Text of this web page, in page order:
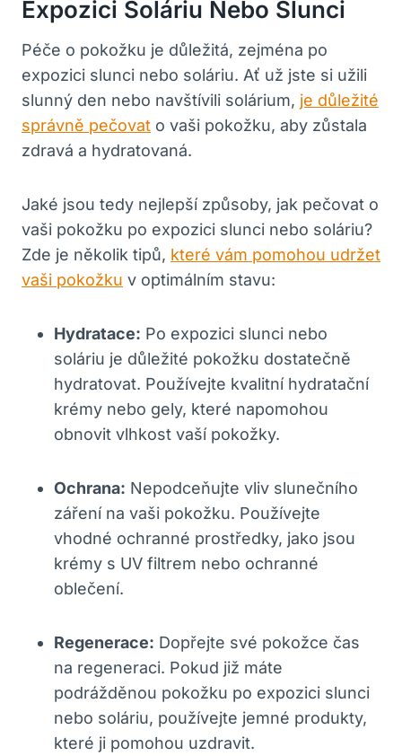
Expozici Soláriu Nebo Slunci
Péče o pokožku je důležitá, zejména po
expozici slunci nebo soláriu. Ať už jste si užili
slunný den nebo navštívili solárium, je důležité
správně pečovat o vaši pokožku, aby zůstala
zdravá a hydratovaná.
Jaké jsou tedy nejlepší způsoby, jak pečovat o
vaši pokožku po expozici slunci nebo soláriu?
Zde je několik tipů, které vám pomohou udržet
vaši pokožku v optimálním stavu:
Hydratace: Po expozici slunci nebo
soláriu je důležité pokožku dostatečně
hydratovat. Používejte kvalitní hydratační
krémy nebo gely, které napomohou
obnovit vlhkost vaší pokožky.
Ochrana: Nepodceňujte vliv slunečního
záření na vaši pokožku. Používejte
vhodné ochranné prostředky, jako jsou
krémy s UV filtrem nebo ochranné
oblečení.
Regenerace: Dopřejte své pokožce čas
na regeneraci. Pokud již máte
podrážděnou pokožku po expozici slunci
nebo soláriu, používejte jemné produkty,
které ji pomohou uzdravit.